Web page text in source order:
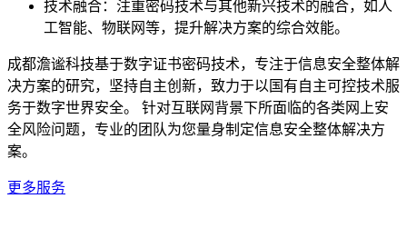
技术融合：注重密码技术与其他新兴技术的融合，如人
工智能、物联网等，提升解决方案的综合效能。
成都澹谧科技基于数字证书密码技术，专注于信息安全整体解
决方案的研究，坚持自主创新，致力于以国有自主可控技术服
务于数字世界安全。 针对互联网背景下所面临的各类网上安
全风险问题，专业的团队为您量身制定信息安全整体解决方
案。
更多服务